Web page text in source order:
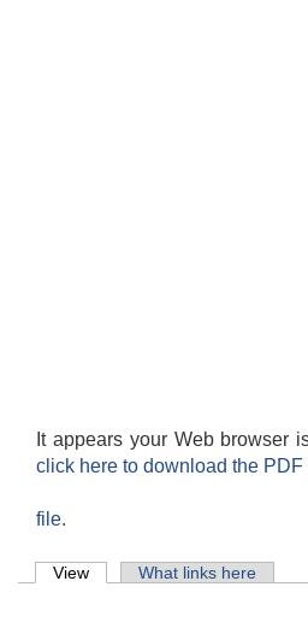
It appears your Web browser
click here to download the PDF
file.
Primary tabs
View (active tab)What links here